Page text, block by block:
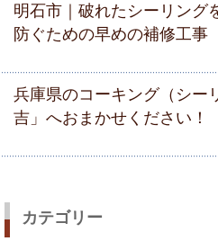
明石市｜破れたシーリング
防ぐための早めの補修工事
兵庫県のコーキング（シー
吉」へおまかせください！
カテゴリー